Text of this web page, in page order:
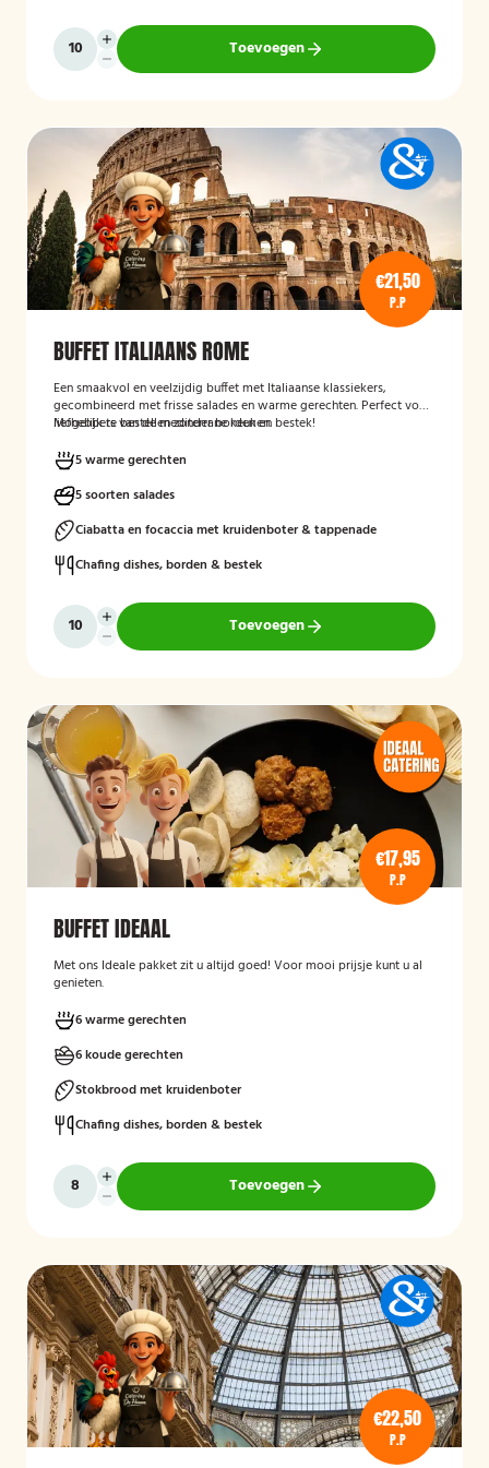
Toevoegen
€21,50
P.P
BUFFET ITALIAANS ROME
Een smaakvol en veelzijdig buffet met Italiaanse klassiekers,
gecombineerd met frisse salades en warme gerechten. Perfect voor
liefhebbers van de mediterrane keuken.
Mogelijk te bestellen zonder borden en bestek!
5 warme gerechten
5 soorten salades
Ciabatta en focaccia met kruidenboter & tappenade
Chafing dishes, borden & bestek
Toevoegen
€17,95
P.P
BUFFET IDEAAL
Met ons Ideale pakket zit u altijd goed! Voor mooi prijsje kunt u al
genieten.
6 warme gerechten
6 koude gerechten
Stokbrood met kruidenboter
Chafing dishes, borden & bestek
Toevoegen
€22,50
P.P